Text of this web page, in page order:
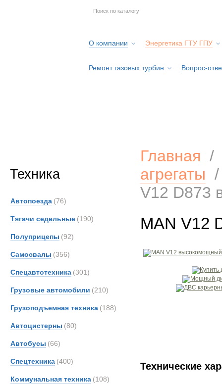
О компании Энергетика ГТУ ГПУ
Ремонт газовых турбин Вопрос-
Техника
Автопоезда (76)
Тягачи седельные (190)
Полуприцепы (92)
Самосвалы (356)
Спецавтотехника (301)
Грузовые автомобили (210)
Грузоподъемная техника (188)
Автоцистерны (80)
Автобусы (66)
Спецтехника (400)
Коммунальная техника (108)
Главная
агрегаты
V12 D873
MAN V12
Технические